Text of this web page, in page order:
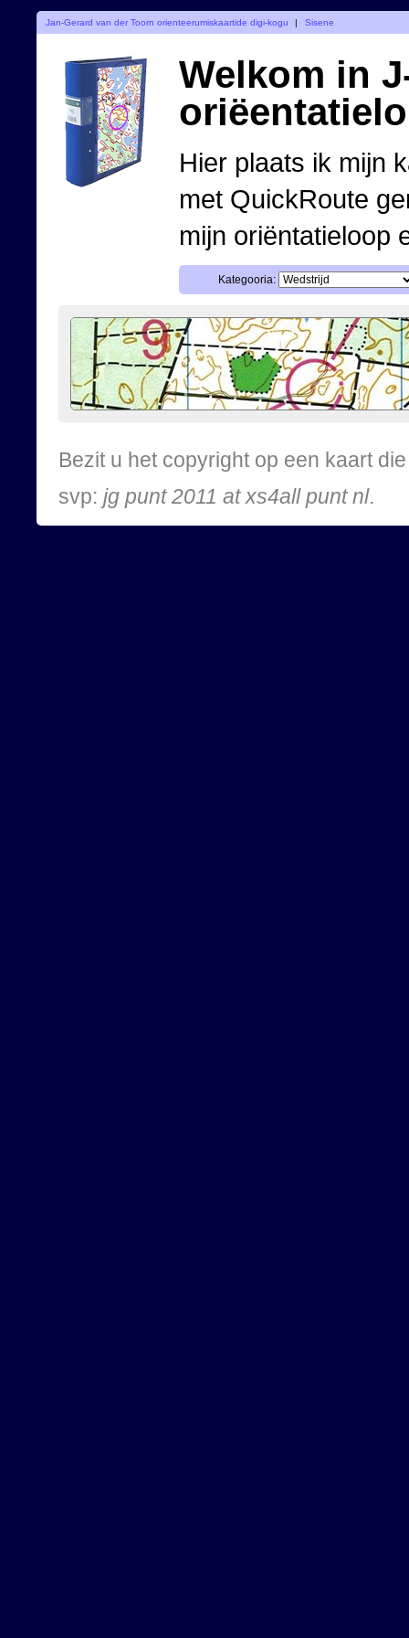
Jan-Gerard van der Toorn orienteerumiskaartide digi-kogu | Sisene
Welkom in
Hier plaats ik mijn
met QuickRoute
mijn oriëntatieloop
Kategooria:
Bezit u het copyright op een kaart
svp: jg punt 2011 at xs4all punt nl.